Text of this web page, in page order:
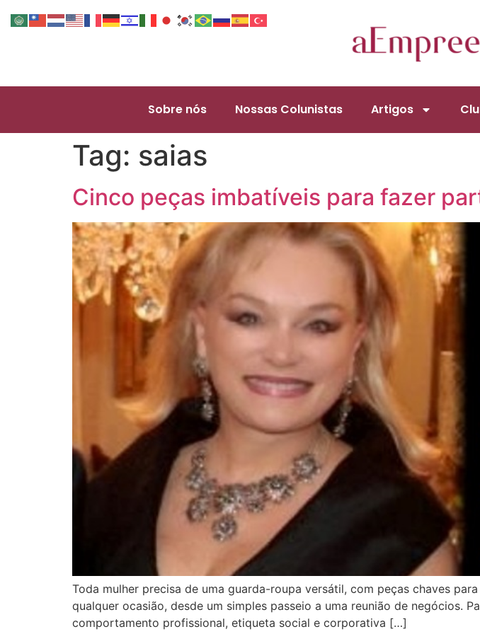
Sobre nós Nossas Colunistas Artigos
Tag: saias
Cinco peças imbatíveis para fazer
Toda mulher precisa de uma guarda-roupa versátil, com peças chaves
qualquer ocasião, desde um simples passeio a uma reunião de negócios.
comportamento profissional, etiqueta social e corporativa […]